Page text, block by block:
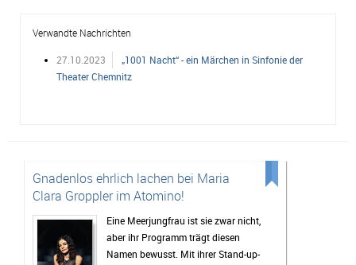
Verwandte Nachrichten
27.10.2023
„1001 Nacht“ - ein Märchen in Sinfonie der
Theater Chemnitz
Gnadenlos ehrlich lachen bei Maria
Clara Groppler im Atomino!
Eine Meerjungfrau ist sie zwar nicht,
aber ihr Programm trägt diesen
Namen bewusst. Mit ihrer Stand-up-